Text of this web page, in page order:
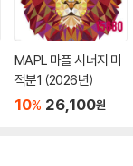
MAPL 마플 시너지 미
적분1 (2026년)
10% 26,100원